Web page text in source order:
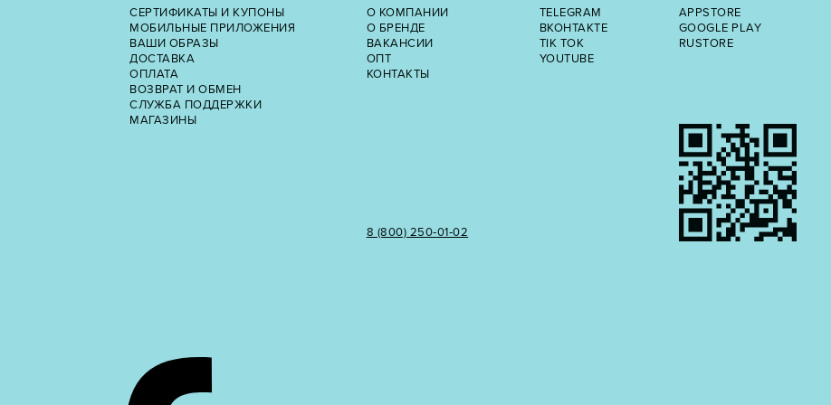
СЕРТИФИКАТЫ И КУПОНЫ
МОБИЛЬНЫЕ ПРИЛОЖЕНИЯ
ВАШИ ОБРАЗЫ
ДОСТАВКА
ОПЛАТА
ВОЗВРАТ И ОБМЕН
СЛУЖБА ПОДДЕРЖКИ
МАГАЗИНЫ
О КОМПАНИИ
О БРЕНДЕ
ВАКАНСИИ
ОПТ
КОНТАКТЫ
8 (800) 250‑01‑02
TELEGRAM
ВКОНТАКТЕ
TIK TOK
YOUTUBE
APPSTORE
GOOGLE PLAY
RUSTORE